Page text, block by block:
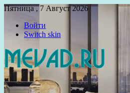
Пятница , 7 Август 2026
Войти
Switch skin